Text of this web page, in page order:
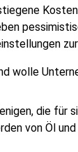
wolle
die für
von Öl und